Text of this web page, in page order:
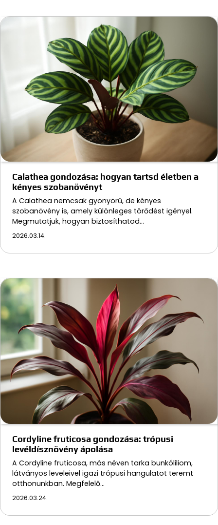
Calathea gondozása: hogyan tartsd életben a
kényes szobanövényt
A Calathea nemcsak gyönyörű, de kényes
szobanövény is, amely különleges törődést igényel.
Megmutatjuk, hogyan biztosíthatod…
2026.03.14.
Cordyline fruticosa gondozása: trópusi
levéldísznövény ápolása
A Cordyline fruticosa, más néven tarka bunkóliliom,
látványos leveleivel igazi trópusi hangulatot teremt
otthonunkban. Megfelelő…
2026.03.24.